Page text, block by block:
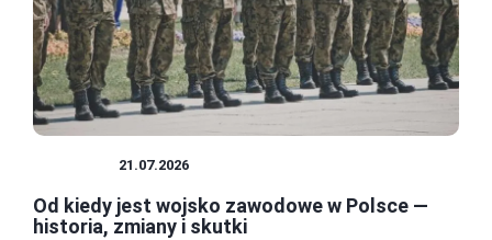
21.07.2026
Od kiedy jest wojsko zawodowe w Polsce —
historia, zmiany i skutki